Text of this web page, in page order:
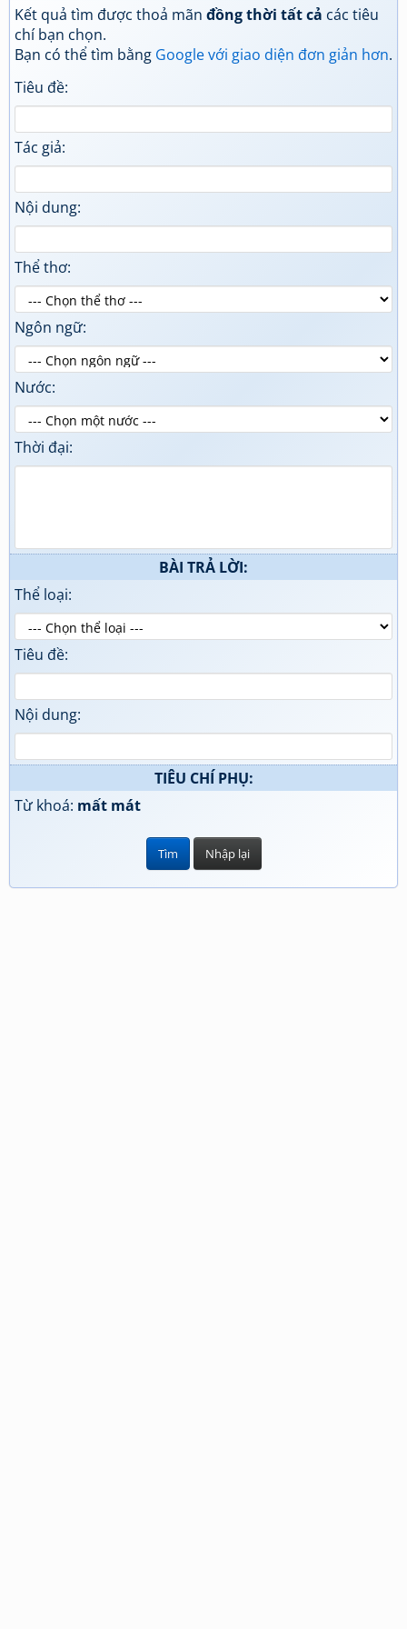
Kết quả tìm được thoả mãn đồng thời tất cả các tiêu
chí bạn chọn.
Bạn có thể tìm bằng Google với giao diện đơn giản hơn.
Tiêu đề:
Tác giả:
Nội dung:
Thể thơ:
Ngôn ngữ:
Nước:
Thời đại:
BÀI TRẢ LỜI:
Thể loại:
Tiêu đề:
Nội dung:
TIÊU CHÍ PHỤ:
Từ khoá: mất mát